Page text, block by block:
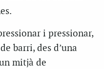
i pressionar,
barri, des d’una
mitjà de